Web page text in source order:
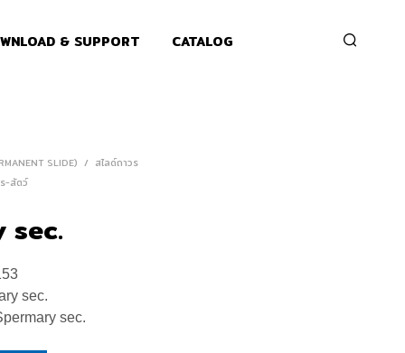
& SUPPORT CATALOG
SLIDE) / สไลด์ถาวร
-สัตว์
sec.
sec.
sec.